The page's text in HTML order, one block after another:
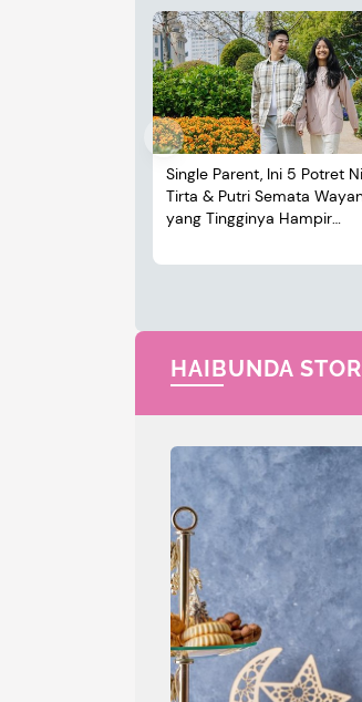
Single Parent, Ini 5 Potret
Tirta & Putri Semata
yang Tingginya Hampir
HAIBUNDA